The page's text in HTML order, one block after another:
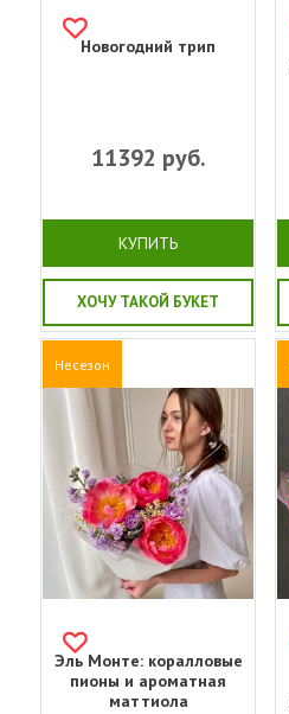
Новогодний трип
11392 руб.
КУПИТЬ
ХОЧУ ТАКОЙ БУКЕТ
Несезон
Эль Монте: коралловые
пионы и ароматная
маттиола